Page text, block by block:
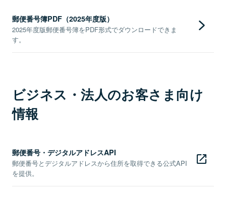
郵便番号簿PDF（2025年度版）
2025年度版郵便番号簿をPDF形式でダウンロードできま
す。
ビジネス・法人のお客さま向け
情報
郵便番号・デジタルアドレスAPI
郵便番号とデジタルアドレスから住所を取得できる公式API
を提供。